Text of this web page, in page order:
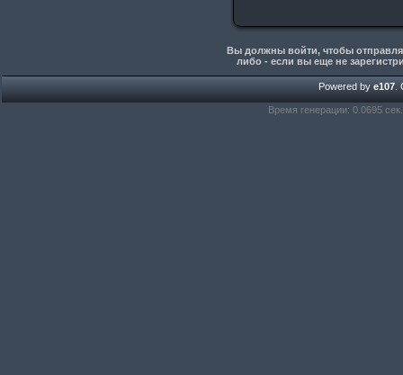
Вы должны войти, чтобы
либо - если вы еще не
Powered by e107
Время генерации: 0.0695